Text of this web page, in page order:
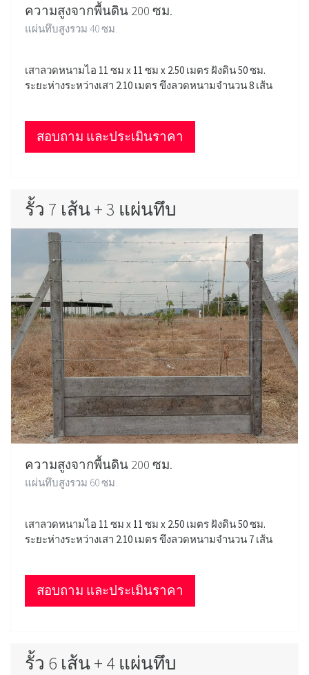
ความสูงจากพื้นดิน 200 ซม.
แผ่นทึบสูงรวม 40 ซม.
เสาลวดหนามไอ 11 ซม x 11 ซม x 2.50 เมตร ฝังดิน 50 ซม.
ระยะห่างระหว่างเสา 2.10 เมตร ขึงลวดหนามจำนวน 8 เส้น
สอบถาม และประเมินราคา
รั้ว 7 เส้น + 3 แผ่นทึบ
ความสูงจากพื้นดิน 200 ซม.
แผ่นทึบสูงรวม 60 ซม.
เสาลวดหนามไอ 11 ซม x 11 ซม x 2.50 เมตร ฝังดิน 50 ซม.
ระยะห่างระหว่างเสา 2.10 เมตร ขึงลวดหนามจำนวน 7 เส้น
สอบถาม และประเมินราคา
รั้ว 6 เส้น + 4 แผ่นทึบ